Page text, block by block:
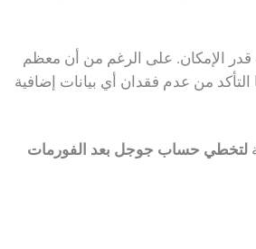
قدر الإمكان. على الرغم من أن معظم
التأكد من عدم فقدان أي بيانات إضافية
لتخطي حساب جوجل بعد الفورمات